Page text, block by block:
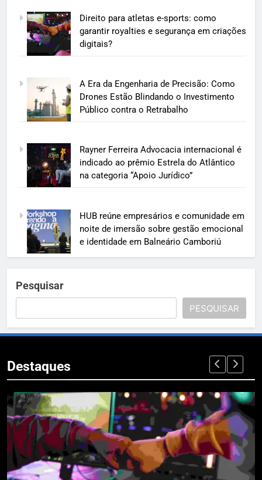
Direito para atletas e-sports: como
garantir royalties e segurança em criações
digitais?
A Era da Engenharia de Precisão: Como
Drones Estão Blindando o Investimento
Público contra o Retrabalho
Rayner Ferreira Advocacia internacional é
indicado ao prêmio Estrela do Atlântico
na categoria “Apoio Jurídico”
HUB reúne empresários e comunidade em
noite de imersão sobre gestão emocional
e identidade em Balneário Camboriú
Pesquisar
PESQUISAR
Destaques